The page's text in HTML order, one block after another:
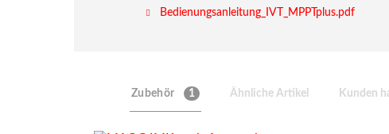
Bedienungsanleitung_IVT_MPPTplus.pdf
Zubehör 1 Ähnliche Artikel Kunden